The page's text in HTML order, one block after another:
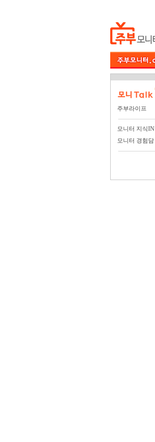
주부라이프
모니터 지식IN
모니터 경험담